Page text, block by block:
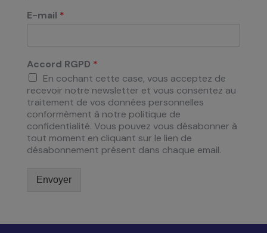
E-mail *
Accord RGPD *
En cochant cette case, vous acceptez de
recevoir notre newsletter et vous consentez au
traitement de vos données personnelles
conformément à notre politique de
confidentialité. Vous pouvez vous désabonner à
tout moment en cliquant sur le lien de
désabonnement présent dans chaque email.
Envoyer